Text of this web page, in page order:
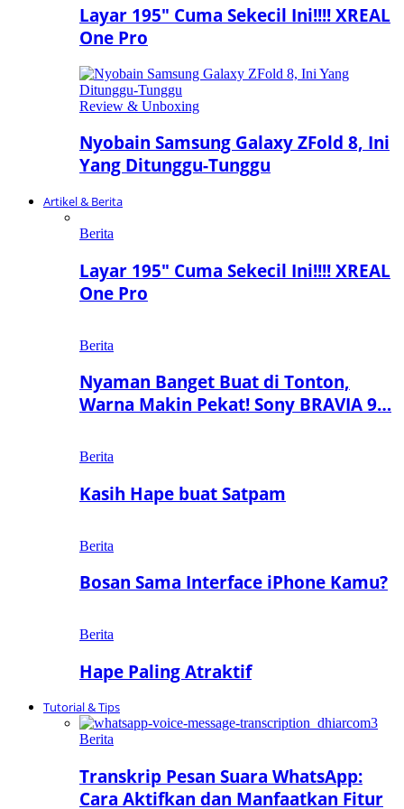
Layar 195″ Cuma Sekecil Ini!!!! XREAL
One Pro
Review & Unboxing
Nyobain Samsung Galaxy ZFold 8, Ini
Yang Ditunggu-Tunggu
Artikel & Berita
Berita
Layar 195″ Cuma Sekecil Ini!!!! XREAL
One Pro
Berita
Nyaman Banget Buat di Tonton,
Warna Makin Pekat! Sony BRAVIA 9…
Berita
Kasih Hape buat Satpam
Berita
Bosan Sama Interface iPhone Kamu?
Berita
Hape Paling Atraktif
Tutorial & Tips
Berita
Transkrip Pesan Suara WhatsApp:
Cara Aktifkan dan Manfaatkan Fitur